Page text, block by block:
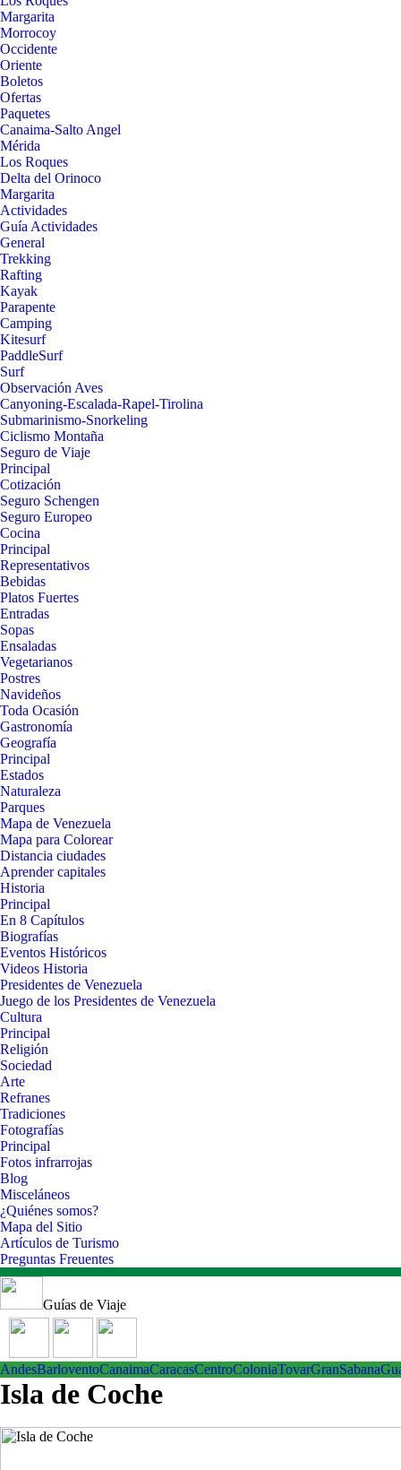
Margarita
Morrocoy
Occidente
Oriente
Boletos
Ofertas
Paquetes
Canaima-Salto Angel
Mérida
Los Roques
Delta del Orinoco
Margarita
Actividades
Guía Actividades
General
Trekking
Rafting
Kayak
Parapente
Camping
Kitesurf
PaddleSurf
Surf
Observación Aves
Canyoning-Escalada-Rapel-Tirolina
Submarinismo-Snorkeling
Ciclismo Montaña
Seguro de Viaje
Principal
Cotización
Seguro Schengen
Seguro Europeo
Cocina
Principal
Representativos
Bebidas
Platos Fuertes
Entradas
Sopas
Ensaladas
Vegetarianos
Postres
Navideños
Toda Ocasión
Gastronomía
Geografía
Principal
Estados
Naturaleza
Parques
Mapa de Venezuela
Mapa para Colorear
Distancia ciudades
Aprender capitales
Historia
Principal
En 8 Capítulos
Biografías
Eventos Históricos
Videos Historia
Presidentes de Venezuela
Juego de los Presidentes de Venezuela
Cultura
Principal
Religión
Sociedad
Arte
Refranes
Tradiciones
Fotografías
Principal
Fotos infrarrojas
Blog
Misceláneos
¿Quiénes somos?
Mapa del Sitio
Artículos de Turismo
Preguntas Freuentes
Guías de Viaje
AndesBarloventoCanaimaCaracasCentroColoniaTovarGranSabana
Isla de Coche